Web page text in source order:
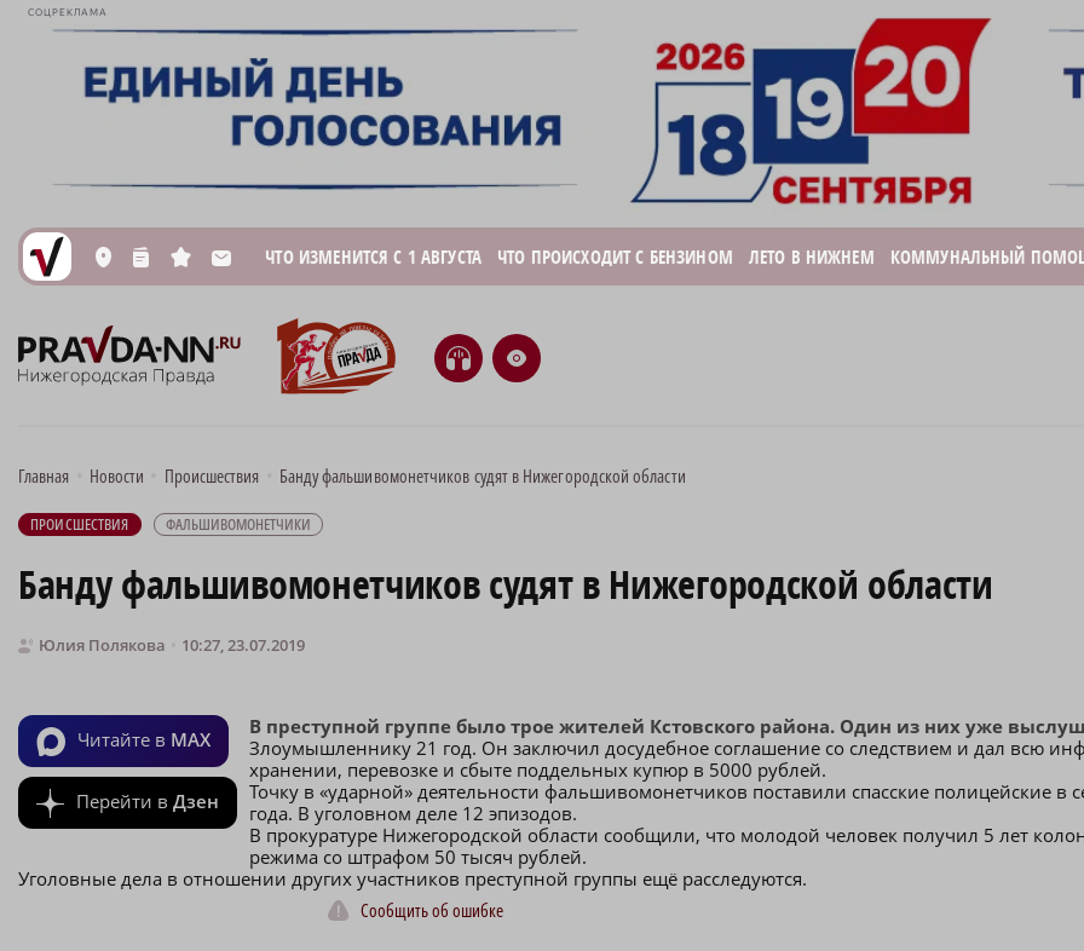
СОЦРЕКЛАМА
L n s M ЧТО ИЗМЕНИТСЯ С 1 АВГУСТА ЧТО ПРОИСХОДИТ С БЕНЗИНОМ ЛЕТО В НИЖНЕМ КОММУНАЛЬНЫЙ
H e
Главная Новости Происшествия Банду фальшивомонетчиков судят в Нижегородской области
ПРОИСШЕСТВИЯ ФАЛЬШИВОМОНЕТЧИКИ
Банду фальшивомонетчиков судят в Нижегородской области
Юлия Полякова 10:27, 23.07.2019
Читайте в MAX
Перейти в Дзен
В преступной группе было трое жителей Кстовского района. Один из них уже
Злоумышленнику 21 год. Он заключил досудебное соглашение со следствием и дал всю
хранении, перевозке и сбыте поддельных купюр в 5000 рублей.
Точку в «ударной» деятельности фальшивомонетчиков поставили спасские полицейские в
года. В уголовном деле 12 эпизодов.
В прокуратуре Нижегородской области сообщили, что молодой человек получил 5 лет
режима со штрафом 50 тысяч рублей.
Уголовные дела в отношении других участников преступной группы ещё расследуются.
Сообщить об ошибке